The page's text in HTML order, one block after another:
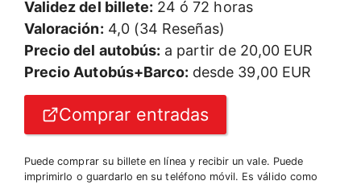
Validez del billete: 24 ó 72 horas
Valoración: 4,0 (34 Reseñas)
Precio del autobús: a partir de 20,00 EUR
Precio Autobús+Barco: desde 39,00 EUR
Comprar entradas
Puede comprar su billete en línea y recibir un vale. Puede
imprimirlo o guardarlo en su teléfono móvil. Es válido como